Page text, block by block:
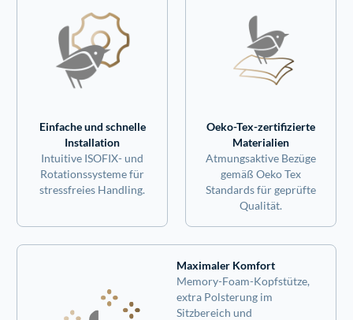
Einfache und schnelle
Installation
Intuitive ISOFIX- und
Rotationssysteme für
stressfreies Handling.
Oeko-Tex-zertifizierte
Materialien
Atmungsaktive Bezüge
gemäß Oeko Tex
Standards für geprüfte
Qualität.
Maximaler Komfort
Memory-Foam-Kopfstütze,
extra Polsterung im
Sitzbereich und